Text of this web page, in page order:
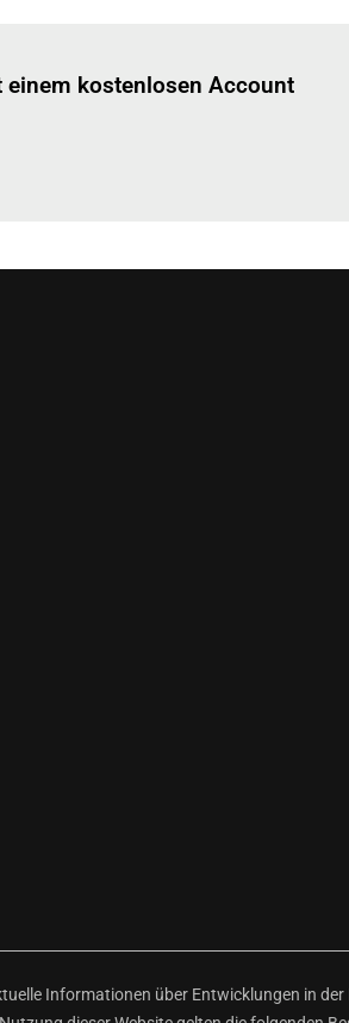
kostenlosen Account
Informationen über Entwicklungen in